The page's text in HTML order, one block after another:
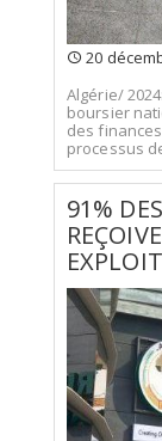
20
Algérie/
boursier
des
processus
91%